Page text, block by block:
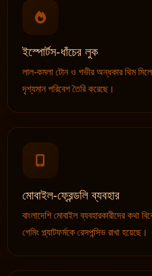
ইস্পোর্টস-ধাঁচের লুক
লাল-কমলা টোন ও গভীর অন্ধকার থিম
দৃশ্যমান পরিবেশ তৈরি করেছে।
মোবাইল-ফ্রেন্ডলি ব্যবহার
বাংলাদেশি মোবাইল ব্যবহারকারীদের কথা
গেমিং প্ল্যাটফর্মকে রেসপন্সিভ রাখা হয়েছে।